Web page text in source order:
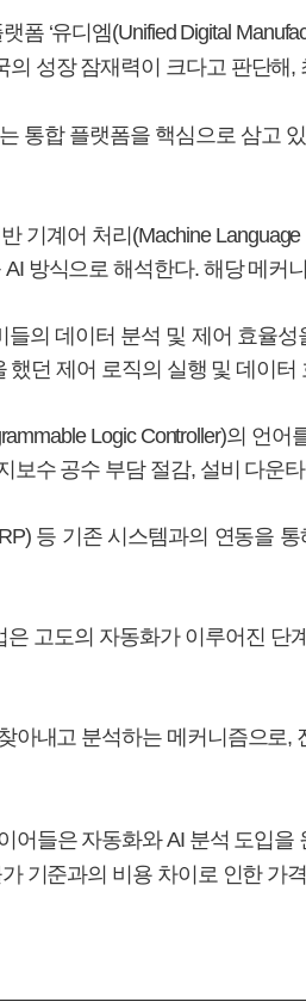
‘유디엠(Unified Digital
성장 잠재력이 크다고 판단해
통합 플랫폼을 핵심으로 삼고
기계어 처리(Machine
방식으로 해석한다. 해당 메커
의 데이터 분석 및 제어 효율
했던 제어 로직의 실행 및 데이
Logic Controller)의 언
보수 공수 부담 절감, 설비 다운
등 기존 시스템과의 연동을
고도의 자동화가 이루어진
아내고 분석하는 메커니즘으
어들은 자동화와 AI 분석 도입
기준과의 비용 차이로 인한 가